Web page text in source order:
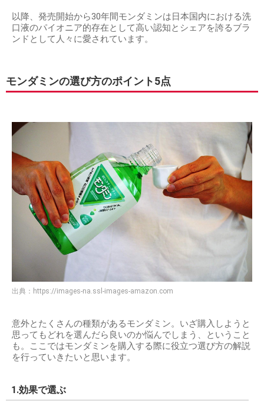
以降、発売開始から30年間モンダミンは日本国内における洗
口液のパイオニア的存在として高い認知とシェアを誇るブラ
ンドとして人々に愛されています。
モンダミンの選び方のポイント5点
出典： https://images-na.ssl-images-amazon.com
意外とたくさんの種類があるモンダミン。いざ購入しようと
思ってもどれを選んだら良いのか悩んでしまう、ということ
も。ここではモンダミンを購入する際に役立つ選び方の解説
を行っていきたいと思います。
1.効果で選ぶ